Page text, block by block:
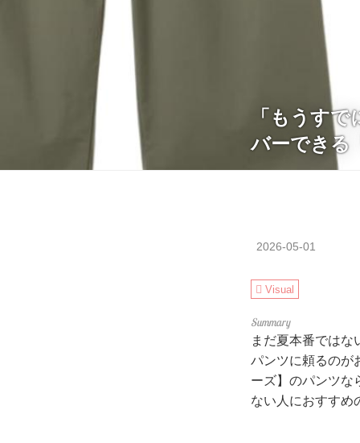
「もうす
バーできる
2026-05-01
Visual
まだ夏本番では
パンツに頼るのが
ーズ】のパンツな
ない人におすすめ